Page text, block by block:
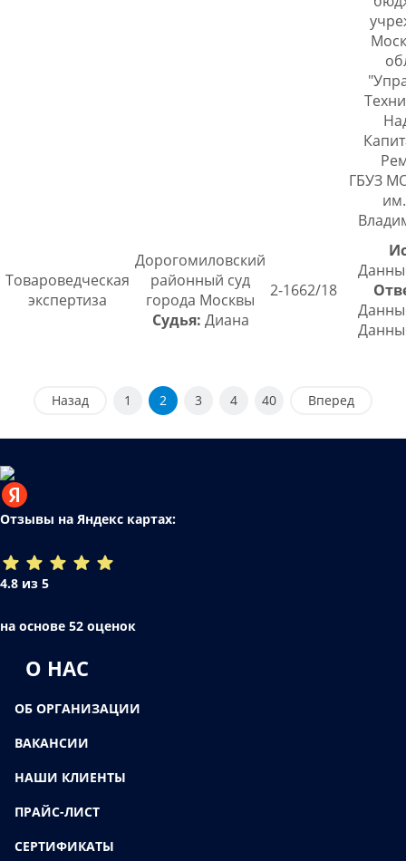
ГБУЗ
Товароведческая
экспертиза
Дорогомиловский
районный суд
города Москвы
Судья: Диана
2-1662/18
Назад 1 2 3 4 40 Вперед
Отзывы на Яндекс картах:
4.8 из 5
на основе 52 оценок
О НАС
ОБ ОРГАНИЗАЦИИ
ВАКАНСИИ
НАШИ КЛИЕНТЫ
ПРАЙС-ЛИСТ
СЕРТИФИКАТЫ